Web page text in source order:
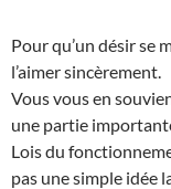
Pour qu’un désir se
l’aimer sincèrement.
Vous vous en
une partie
Lois du
pas une simple idée